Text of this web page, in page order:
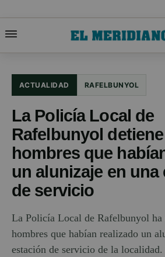
ACTUALIDAD RAFELBUNYOL
La Policía Local de
Rafelbunyol
hombres que
un alunizaje en una
de servicio
La Policía Local de Rafelbunyol ha
hombres que habían realizado un
estación de servicio de la